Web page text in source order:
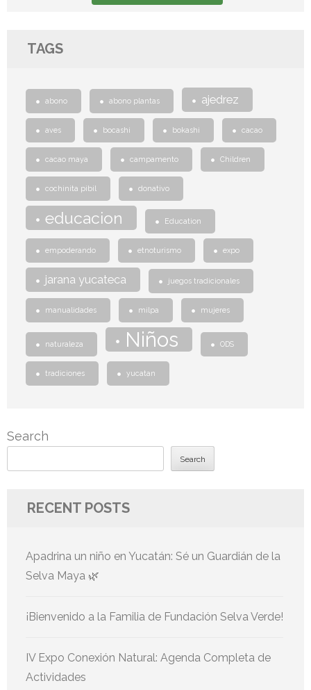
TAGS
abono abono plantas ajedrez
aves bocashi bokashi cacao
cacao maya campamento Children
cochinita pibil donativo
educacion Education
empoderando etnoturismo expo
jarana yucateca juegos tradicionales
manualidades milpa mujeres
naturaleza Niños ODS
tradiciones yucatan
Search
Search
RECENT POSTS
Apadrina un niño en Yucatán: Sé un Guardián de la
Selva Maya 🌿
¡Bienvenido a la Familia de Fundación Selva Verde!
IV Expo Conexión Natural: Agenda Completa de
Actividades